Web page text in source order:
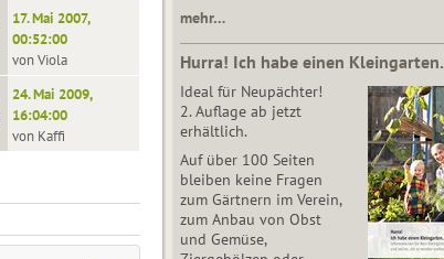
17. Mai 2007,
00:52:00
von Viola
24. Mai 2009,
16:04:00
von Kaffi
mehr…
Hurra! Ich habe einen Kleingarten.
Ideal für Neupächter!
2. Auflage ab jetzt
erhältlich.
Auf über 100 Seiten
bleiben keine Fragen
zum Gärtnern im Verein,
zum Anbau von Obst
und Gemüse,